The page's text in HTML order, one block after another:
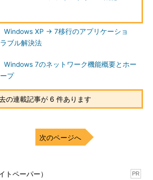
アウ
れら
おりで
単に
ール
化され
ォー
乱し
いただ
向け
XP → 7移行のアプリケーショ
ブル解決法
7のネットワーク機能概要とホー
プ
の連載記事が 6 件あります
次のページへ
トペーパー） PR